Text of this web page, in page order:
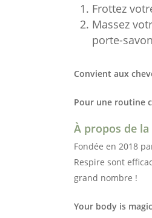
Frottez
Massez
porte-
Convient aux
Pour une routine
À propos de
Fondée en 2018
Respire sont
grand nombre !
Your body is